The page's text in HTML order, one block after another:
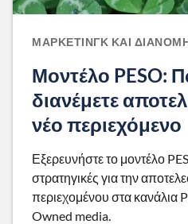
ΜΆΡΚΕΤΙΝΓΚ ΚΑΙ
Μοντέλο PESO:
διανέμετε
νέο περιεχόμενο
Εξερευνήστε το μοντέλο
στρατηγικές για την
περιεχομένου στα κανάλια
Owned media.